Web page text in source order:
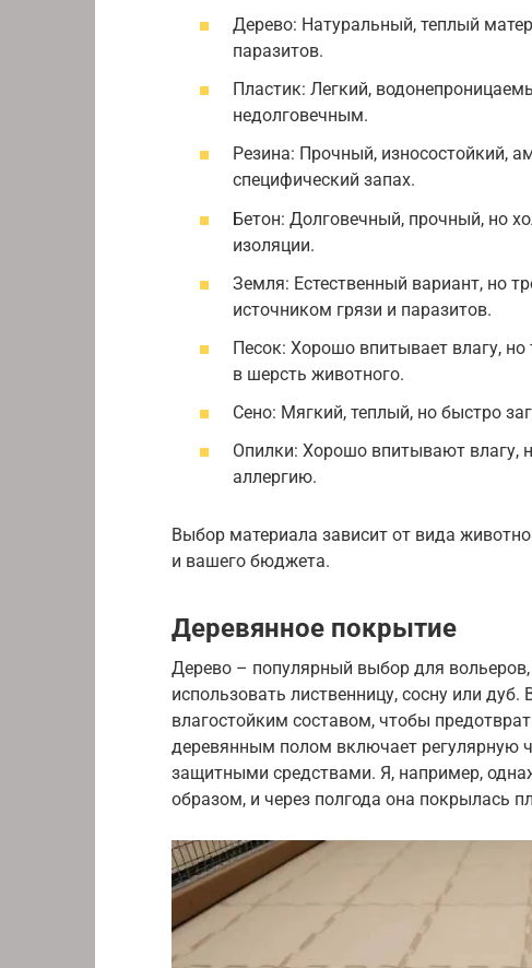
Дерево: Натуральный, теплый
паразитов.
Пластик: Легкий,
недолговечным.
Резина: Прочный, износостойкий,
специфический запах.
Бетон: Долговечный, прочный, но
изоляции.
Земля: Естественный вариант, но
источником грязи и паразитов.
Песок: Хорошо впитывает влагу, но
в шерсть животного.
Сено: Мягкий, теплый, но быстро
Опилки: Хорошо впитывают влагу,
аллергию.
Выбор материала зависит от вида
и вашего бюджета.
Деревянное покрытие
Дерево – популярный выбор для
использовать лиственницу, сосну или
влагостойким составом, чтобы
деревянным полом включает регулярную
защитными средствами. Я, например,
образом, и через полгода она покрылась